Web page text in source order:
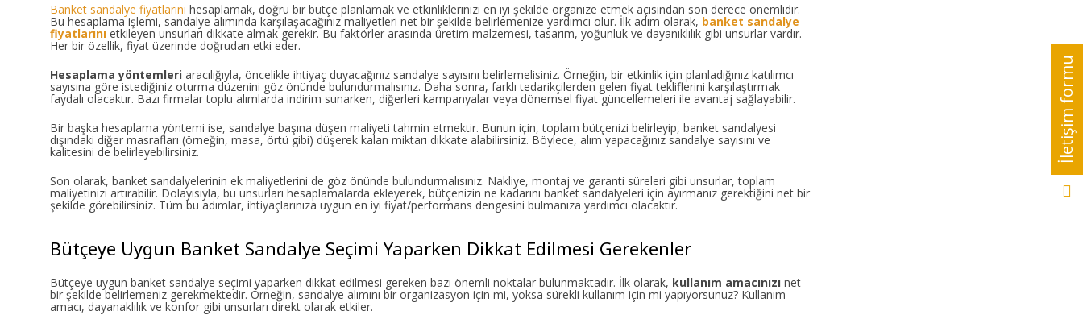
Banket sandalye fiyatlarını hesaplamak, doğru bir bütçe planlamak ve etkinliklerinizi en iyi şekilde organize etmek açısından son derece önemlidir.
Bu hesaplama işlemi, sandalye alımında karşılaşacağınız maliyetleri net bir şekilde belirlemenize yardımcı olur. İlk adım olarak, banket sandalye
fiyatlarını etkileyen unsurları dikkate almak gerekir. Bu faktörler arasında üretim malzemesi, tasarım, yoğunluk ve dayanıklılık gibi unsurlar vardır.
Her bir özellik, fiyat üzerinde doğrudan etki eder.
Hesaplama yöntemleri aracılığıyla, öncelikle ihtiyaç duyacağınız sandalye sayısını belirlemelisiniz. Örneğin, bir etkinlik için planladığınız katılımcı
sayısına göre istediğiniz oturma düzenini göz önünde bulundurmalısınız. Daha sonra, farklı tedarikçilerden gelen fiyat tekliflerini karşılaştırmak
faydalı olacaktır. Bazı firmalar toplu alımlarda indirim sunarken, diğerleri kampanyalar veya dönemsel fiyat güncellemeleri ile avantaj sağlayabilir.
Bir başka hesaplama yöntemi ise, sandalye başına düşen maliyeti tahmin etmektir. Bunun için, toplam bütçenizi belirleyip, banket sandalyesi
dışındaki diğer masrafları (örneğin, masa, örtü gibi) düşerek kalan miktarı dikkate alabilirsiniz. Böylece, alım yapacağınız sandalye sayısını ve
kalitesini de belirleyebilirsiniz.
Son olarak, banket sandalyelerinin ek maliyetlerini de göz önünde bulundurmalısınız. Nakliye, montaj ve garanti süreleri gibi unsurlar, toplam
maliyetinizi artırabilir. Dolayısıyla, bu unsurları hesaplamalarda ekleyerek, bütçenizin ne kadarını banket sandalyeleri için ayırmanız gerektiğini net bir
şekilde görebilirsiniz. Tüm bu adımlar, ihtiyaçlarınıza uygun en iyi fiyat/performans dengesini bulmanıza yardımcı olacaktır.
Bütçeye Uygun Banket Sandalye Seçimi Yaparken Dikkat Edilmesi Gerekenler
Bütçeye uygun banket sandalye seçimi yaparken dikkat edilmesi gereken bazı önemli noktalar bulunmaktadır. İlk olarak, kullanım amacınızı net
bir şekilde belirlemeniz gerekmektedir. Örneğin, sandalye alımını bir organizasyon için mi, yoksa sürekli kullanım için mi yapıyorsunuz? Kullanım
amacı, dayanaklılık ve konfor gibi unsurları direkt olarak etkiler.